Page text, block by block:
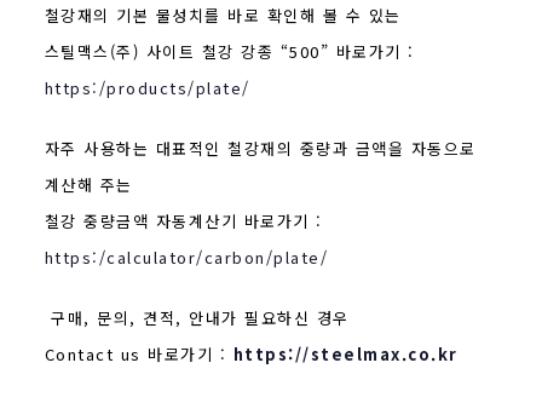
철강재의 기본 물성치를 바로 확인해 볼 수 있는
스틸맥스(주) 사이트 철강 강종 “500” 바로가기 :
https:/products/plate/
자주 사용하는 대표적인 철강재의 중량과 금액을 자동으로
계산해 주는
철강 중량금액 자동계산기 바로가기 :
https:/calculator/carbon/plate/
구매, 문의, 견적, 안내가 필요하신 경우
Contact us 바로가기 : https://steelmax.co.kr